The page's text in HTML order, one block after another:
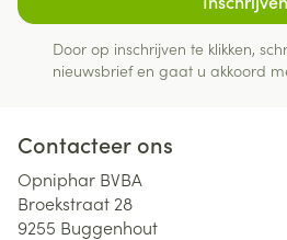
Door op inschrijven te klikken,
nieuwsbrief en gaat u akkoord
Contacteer ons
Opniphar BVBA
Broekstraat 28
9255 Buggenhout